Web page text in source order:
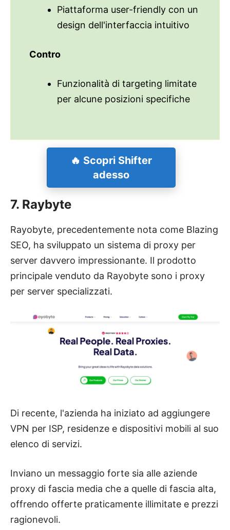
Piattaforma user-friendly con un
design dell'interfaccia intuitivo
Contro
Funzionalità di targeting limitate
per alcune posizioni specifiche
🔥 Scopri Shifter
adesso
7. Raybyte
Rayobyte, precedentemente nota come Blazing
SEO, ha sviluppato un sistema di proxy per
server davvero impressionante. Il prodotto
principale venduto da Rayobyte sono i proxy
per server specializzati.
Di recente, l'azienda ha iniziato ad aggiungere
VPN per ISP, residenze e dispositivi mobili al suo
elenco di servizi.
Inviano un messaggio forte sia alle aziende
proxy di fascia media che a quelle di fascia alta,
offrendo offerte praticamente illimitate e prezzi
ragionevoli.